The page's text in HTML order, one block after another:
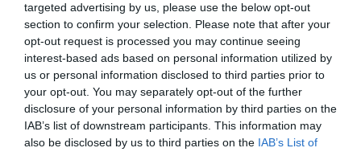
targeted advertising by us, please use the below opt-out
section to confirm your selection. Please note that after your
opt-out request is processed you may continue seeing
interest-based ads based on personal information utilized by
us or personal information disclosed to third parties prior to
your opt-out. You may separately opt-out of the further
disclosure of your personal information by third parties on the
IAB’s list of downstream participants. This information may
also be disclosed by us to third parties on the IAB’s List of
Prenumerera Logga in